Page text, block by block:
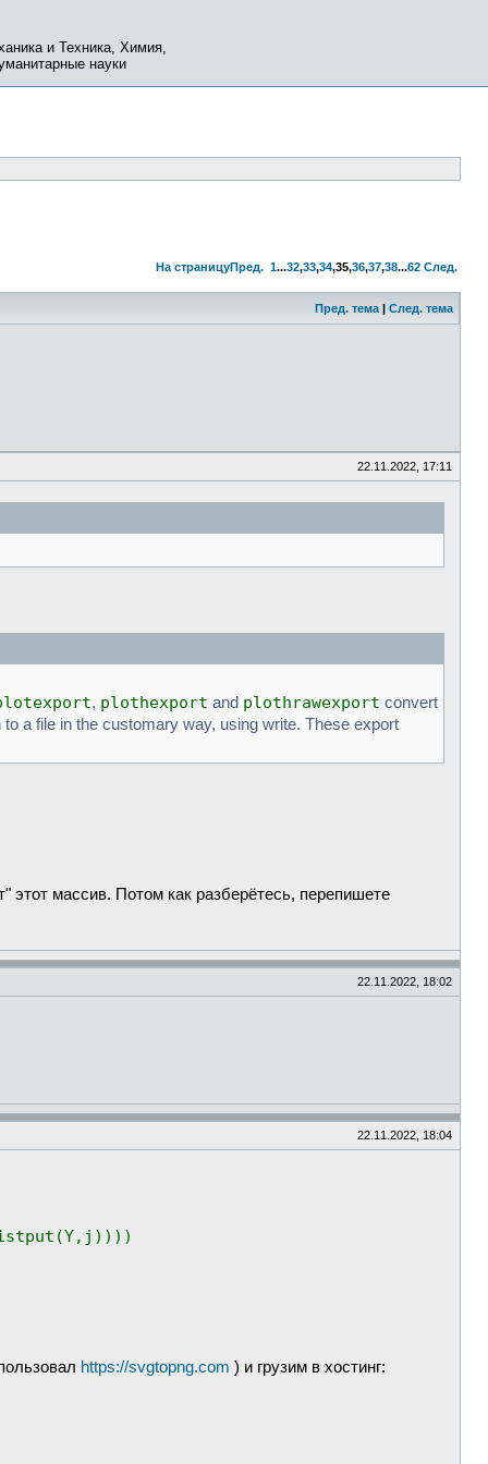
и Техника, Химия,
науки
На страницуПред. 1...32,33,34,35,36,37,38...62 След.
Пред. тема | След. тема
22.11.2022, 17:11
, plothexport and plothrawexport convert
a file in the customary way, using write. These export
массив. Потом как разберётесь, перепишете
22.11.2022, 18:02
22.11.2022, 18:04
https://svgtopng.com ) и грузим в хостинг: